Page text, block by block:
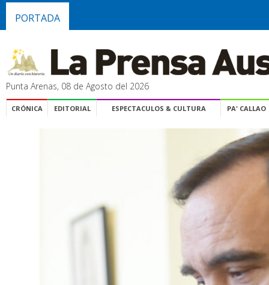
PORTADA
Punta Arenas, 08 de Agosto del 2026
CRÓNICA EDITORIAL ESPECTACULOS & CULTURA PA' CALLAO